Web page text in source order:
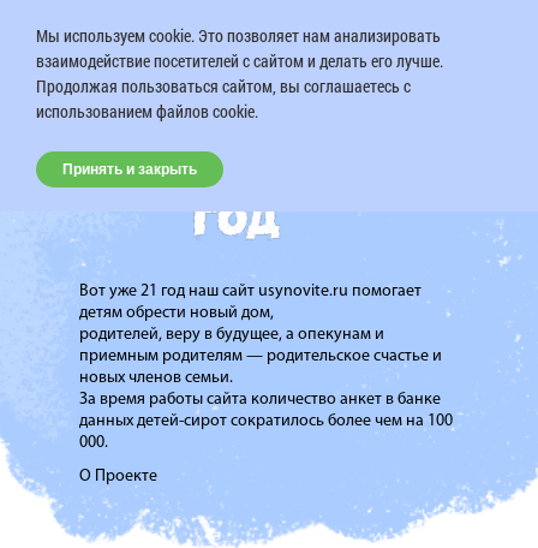
Вот уже 21 год наш сайт usynovite.ru помогает
детям обрести новый дом,
родителей, веру в будущее, а опекунам и
приемным родителям — родительское счастье и
новых членов семьи.
За время работы сайта количество анкет в банке
данных детей-сирот сократилось более чем на 100
000.
О Проекте
Мы используем cookie. Это позволяет нам анализировать
взаимодействие посетителей с сайтом и делать его лучше.
Продолжая пользоваться сайтом, вы соглашаетесь с
использованием файлов cookie.
Принять и закрыть